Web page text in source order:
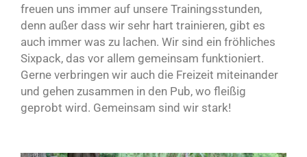
freuen uns immer auf unsere Trainingsstunden,
denn außer dass wir sehr hart trainieren, gibt es
auch immer was zu lachen. Wir sind ein fröhliches
Sixpack, das vor allem gemeinsam funktioniert.
Gerne verbringen wir auch die Freizeit miteinander
und gehen zusammen in den Pub, wo fleißig
geprobt wird. Gemeinsam sind wir stark!